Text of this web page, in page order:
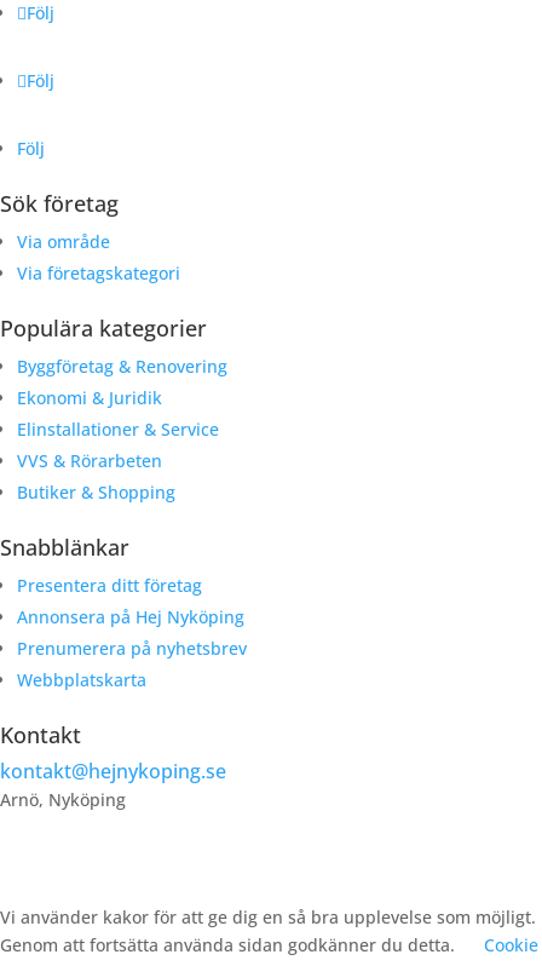
Följ
Följ
Följ
Sök företag
Via område
Via företagskategori
Populära kategorier
Byggföretag & Renovering
Ekonomi & Juridik
Elinstallationer & Service
VVS & Rörarbeten
Butiker & Shopping
Snabblänkar
Presentera ditt företag
Annonsera på Hej Nyköping
Prenumerera på nyhetsbrev
Webbplatskarta
Kontakt
kontakt@hejnykoping.se
Arnö, Nyköping
Vi använder kakor för att ge dig en så bra upplevelse som möjligt.
Genom att fortsätta använda sidan godkänner du detta.
Cookie